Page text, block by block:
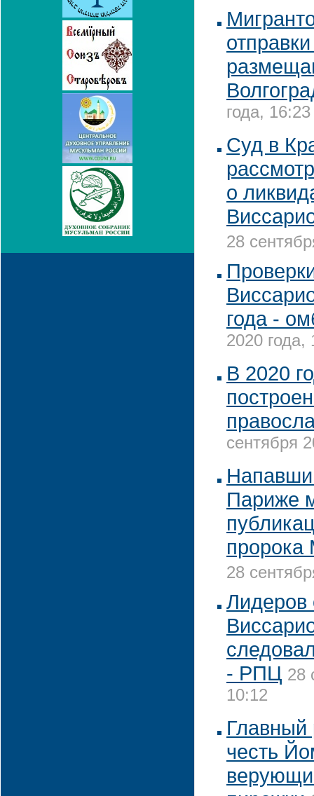
года, 16:23
Суд в
о
28
года -
2020 года,
В 2020
сентября
Париже
28
- РПЦ 28
10:12
Главный
честь